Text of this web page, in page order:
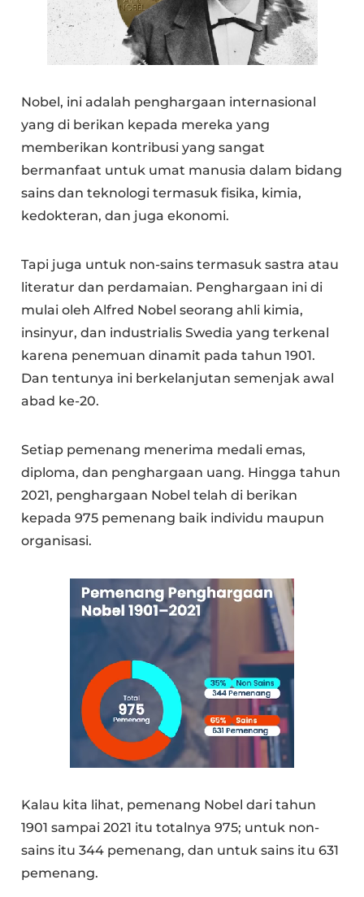
Nobel, ini adalah penghargaan internasional
yang di berikan kepada mereka yang
memberikan kontribusi yang sangat
bermanfaat untuk umat manusia dalam bidang
sains dan teknologi termasuk fisika, kimia,
kedokteran, dan juga ekonomi.
Tapi juga untuk non-sains termasuk sastra atau
literatur dan perdamaian. Penghargaan ini di
mulai oleh Alfred Nobel seorang ahli kimia,
insinyur, dan industrialis Swedia yang terkenal
karena penemuan dinamit pada tahun 1901.
Dan tentunya ini berkelanjutan semenjak awal
abad ke-20.
Setiap pemenang menerima medali emas,
diploma, dan penghargaan uang. Hingga tahun
2021, penghargaan Nobel telah di berikan
kepada 975 pemenang baik individu maupun
organisasi.
Kalau kita lihat, pemenang Nobel dari tahun
1901 sampai 2021 itu totalnya 975; untuk non-
sains itu 344 pemenang, dan untuk sains itu 631
pemenang.